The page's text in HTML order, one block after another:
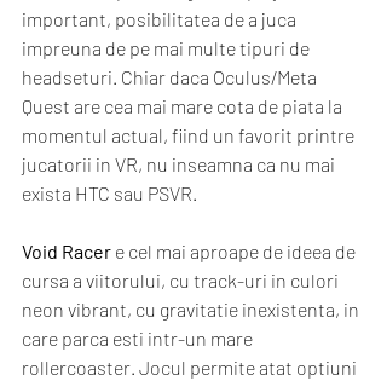
important, posibilitatea de a juca
impreuna de pe mai multe tipuri de
headseturi. Chiar daca Oculus/Meta
Quest are cea mai mare cota de piata la
momentul actual, fiind un favorit printre
jucatorii in VR, nu inseamna ca nu mai
exista HTC sau PSVR.
Void Racer e cel mai aproape de ideea de
cursa a viitorului, cu track-uri in culori
neon vibrant, cu gravitatie inexistenta, in
care parca esti intr-un mare
rollercoaster. Jocul permite atat optiuni